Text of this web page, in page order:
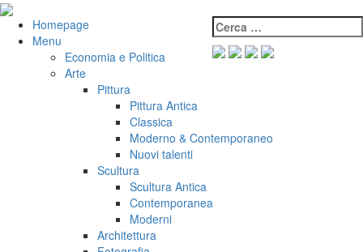
Salta
contenuto
VeniVidiVici Cerca:
Homepage
Menu
Economia e Politica
Arte
Pittura
Pittura Antica
Classica
Moderno & Contemporaneo
Nuovi talenti
Scultura
Scultura Antica
Contemporanea
Moderni
Architettura